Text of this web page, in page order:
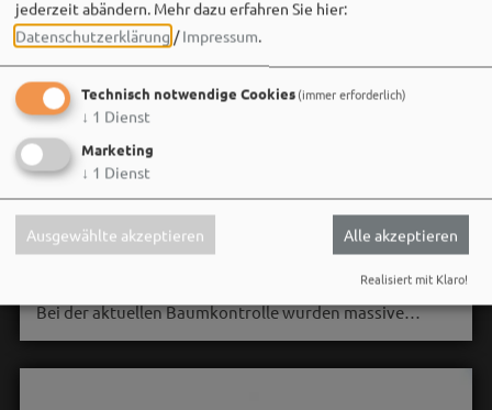
06. August um 16:08 via Facebook
Die alte Weide am Seeweiher muss aus Gründen der
Bei der aktuellen Baumkontrolle wurden massive…
jederzeit abändern. Mehr dazu erfahren Sie hier:
Datenschutzerklärung /Impressum.
Technisch notwendige Cookies(immer erforderlich)
↓ 1 Dienst
Marketing
↓ 1 Dienst
Ausgewählte akzeptieren Alle akzeptieren
Realisiert mit Klaro!